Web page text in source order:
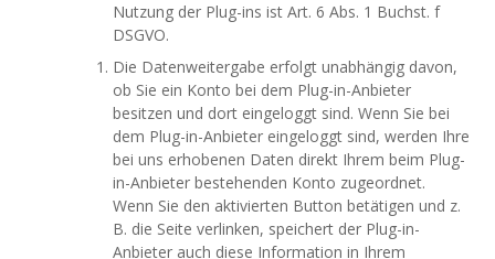
Nutzung der Plug-ins ist Art. 6 Abs. 1 Buchst. f
DSGVO.
Die Datenweitergabe erfolgt unabhängig davon,
ob Sie ein Konto bei dem Plug-in-Anbieter
besitzen und dort eingeloggt sind. Wenn Sie bei
dem Plug-in-Anbieter eingeloggt sind, werden Ihre
bei uns erhobenen Daten direkt Ihrem beim Plug-
in-Anbieter bestehenden Konto zugeordnet.
Wenn Sie den aktivierten Button betätigen und z.
B. die Seite verlinken, speichert der Plug-in-
Anbieter auch diese Information in Ihrem